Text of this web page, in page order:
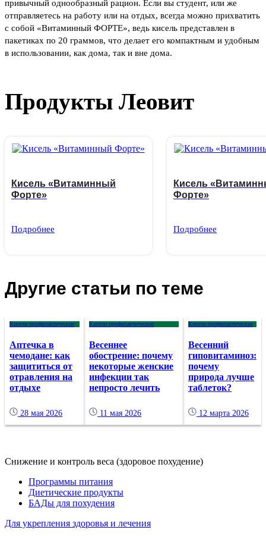
привычный однообразный рацион. Если вы студент, или же
отправляетесь на работу или на отдых, всегда можно прихватить
с собой «Витаминный ФОРТЕ», ведь кисель представлен в
пакетиках по 20 граммов, что делает его компактным и удобным
в использовании, как дома, так и вне дома.
Продукты Леовит
Кисель «Витаминный
Форте»
Подробнее
Кисель
Форте»
Подробнее
Другие статьи по теме
Кисели профилактические
Аптечка в
чемодане: как
защититься от
отравления на
отдыхе
28 мая 2026
Кисели профилактические
Весеннее
обострение: почему
некоторые женские
инфекции так
непросто лечить
11 мая 2026
Кисели профилактические
Весенний
гиповитаминоз:
почему
природа лучше
таблеток?
12 марта 2026
Снижение и контроль веса (здоровое похудение)
Программы питания
Диетические продукты
БАДы для похудения
Для укрепления здоровья и лечения